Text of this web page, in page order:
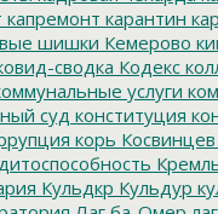
капремонт карантин
шишки Кемерово
сводка Кодекс
услуги
суд конституция
корь Косвинцев
Кульдкр Кульдур